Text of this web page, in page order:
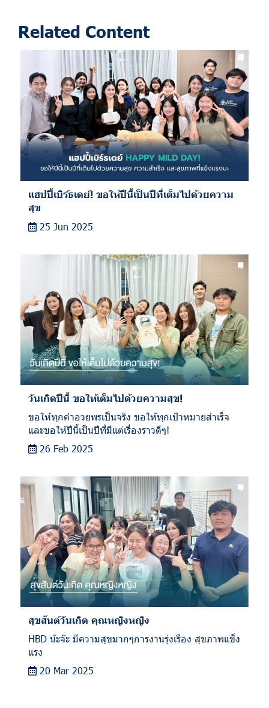
Related Content
แฮปปี้เบิร์ธเดย์! ขอให้ปีนี้เป็นปีที่เต็มไปด้วยความ
สุข
25 Jun 2025
วันเกิดปีนี้ ขอให้เต็มไปด้วยความสุข!
ขอให้ทุกคำอวยพรเป็นจริง ขอให้ทุกเป้าหมายสำเร็จ
และขอให้ปีนี้เป็นปีที่มีแต่เรื่องราวดีๆ!
26 Feb 2025
สุขสันต์วันเกิด คุณหญิงหญิง
HBD น้ะจ๊ะ มีความสุขมากๆการงานรุ่งเรือง สุขภาพแข็ง
แรง
20 Mar 2025